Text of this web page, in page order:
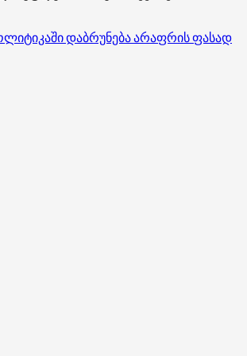
დაბრუნება არაფრის ფასად